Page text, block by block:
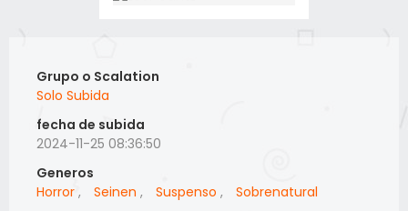
Grupo o Scalation
Solo Subida
fecha de subida
2024-11-25 08:36:50
Generos
Horror , Seinen , Suspenso ,
Sobrenatural